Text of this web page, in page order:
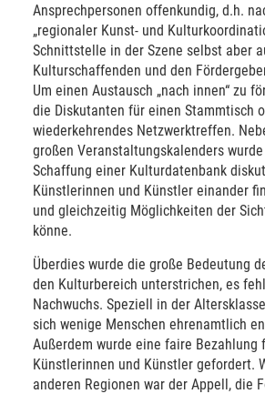
Ansprechpersonen offenkundig, d.h.
„regionaler Kunst- und
Schnittstelle in der Szene selbst aber
Kulturschaffenden und den
Um einen Austausch „nach innen“ zu
die Diskutanten für einen Stammtisch
wiederkehrendes Netzwerktreffen.
großen Veranstaltungskalenders
Schaffung einer Kulturdatenbank
Künstlerinnen und Künstler einander
und gleichzeitig Möglichkeiten der
könne.
Überdies wurde die große Bedeutung
den Kulturbereich unterstrichen, es
Nachwuchs. Speziell in der
sich wenige Menschen ehrenamtlich
Außerdem wurde eine faire Bezahlung
Künstlerinnen und Künstler gefordert.
anderen Regionen war der Appell, die